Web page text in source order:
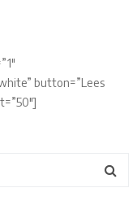
button=”Lees